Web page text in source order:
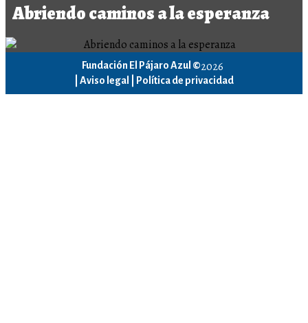
Abriendo caminos a la esperanza
Fundación El Pájaro Azul ©2026
Aviso legal | Política de privacidad